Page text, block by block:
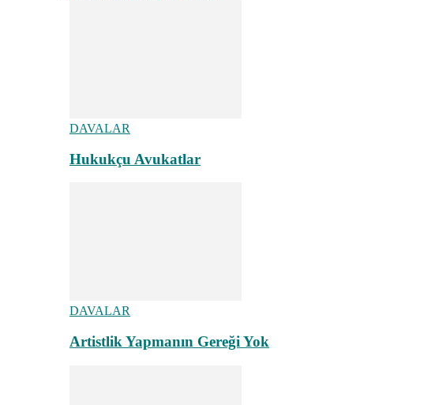
DAVALAR
Hukukçu Avukatlar
DAVALAR
Artistlik Yapmanın Gereği Yok